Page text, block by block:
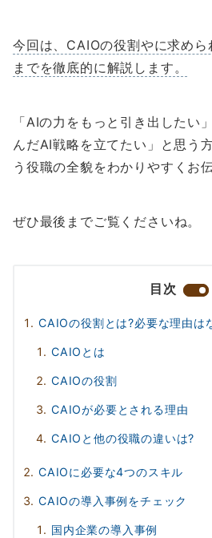
今回は、CAIOの役割やに求め
までを徹底的に解説します。
「AIの力をもっと引き出したい
んだAI戦略を立てたい」と思う
う役職の全貌をわかりやすくお
ぜひ最後までご覧くださいね。
目次
CAIOの役割とは?必要な理由は
CAIOとは
CAIOの役割
CAIOが必要とされる理由
CAIOと他の役職の違いは?
CAIOに必要な4つのスキル
CAIOの導入事例をチェック
国内企業の導入事例